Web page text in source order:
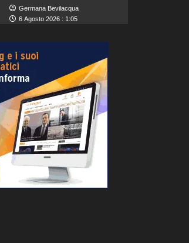
Germana Bevilacqua
6 Agosto 2026 : 1:05